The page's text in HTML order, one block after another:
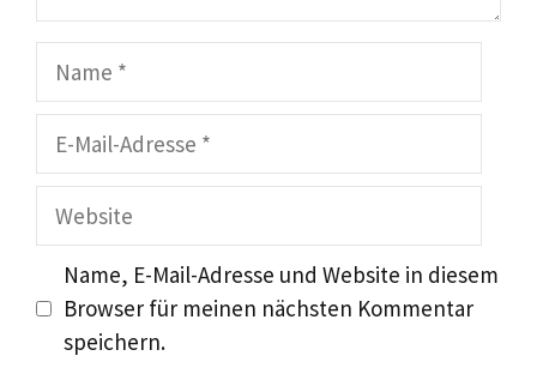
Name
Adresse
Website
Name, E-Mail-Adresse und Website in diesem
Browser für meinen nächsten Kommentar
speichern.